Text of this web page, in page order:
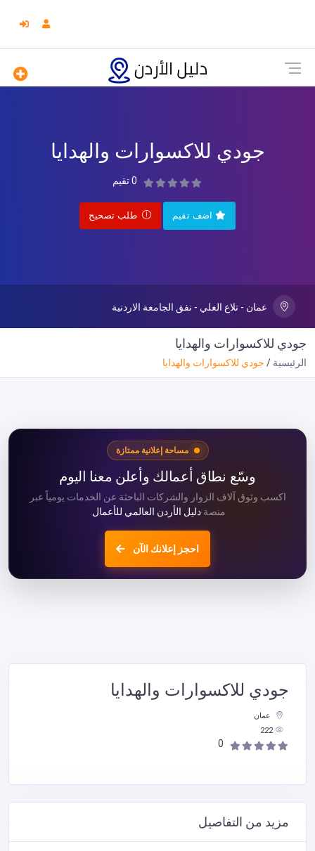
جودي للاكسوارات والهدايا
0 تقيم
اضف تقيم طلب تصحيح
عمان - تلاع العلي - نفق الجامعة الاردنية
جودي للاكسوارات والهدايا
الرئيسية جودي للاكسوارات والهدايا
مساحة إعلانية ممتازة
وسّع نطاق أعمالك وأعلن معنا اليوم
اكسب وثوق آلاف الزوار والشركات الباحثة عن الخدمات يومياً عبر
منصةدليل الأردن العالمي للأعمال
احجز إعلانك الآن
جودي للاكسوارات والهدايا
عمان
222
0
مزيد من التفاصيل